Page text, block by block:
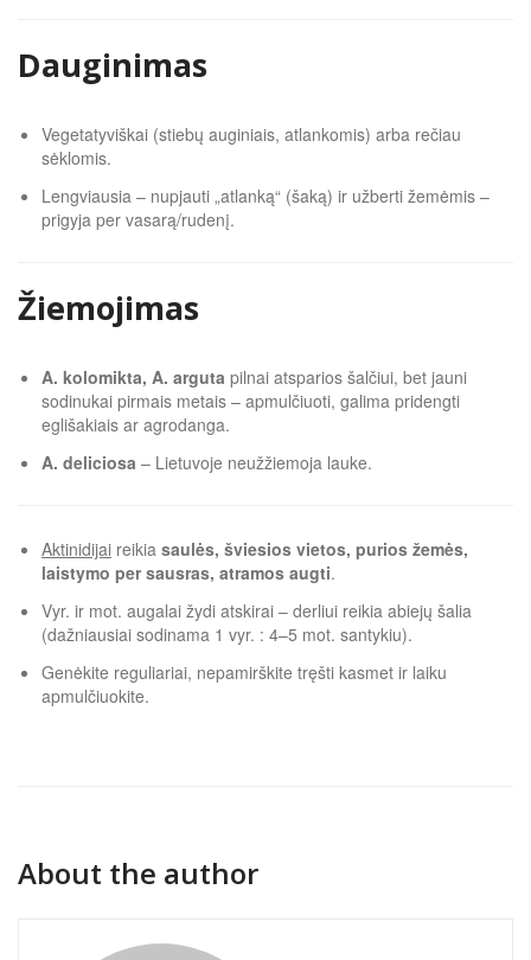
Dauginimas
Vegetatyviškai (stiebų auginiais, atlankomis) arba rečiau
sėklomis.
Lengviausia – nupjauti „atlanką“ (šaką) ir užberti žemėmis –
prigyja per vasarą/rudenį.
Žiemojimas
A. kolomikta, A. arguta pilnai atsparios šalčiui, bet jauni
sodinukai pirmais metais – apmulčiuoti, galima pridengti
eglišakiais ar agrodanga.
A. deliciosa – Lietuvoje neužžiemoja lauke.
Aktinidijai reikia saulės, šviesios vietos, purios žemės,
laistymo per sausras, atramos augti.
Vyr. ir mot. augalai žydi atskirai – derliui reikia abiejų šalia
(dažniausiai sodinama 1 vyr. : 4–5 mot. santykiu).
Genėkite reguliariai, nepamirškite tręšti kasmet ir laiku
apmulčiuokite.
About the author